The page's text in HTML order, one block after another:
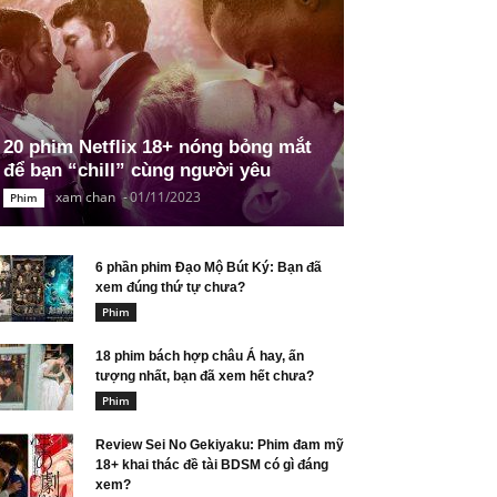
20 phim Netflix 18+ nóng bỏng mắt
để bạn “chill” cùng người yêu
Phim xam chan -01/11/2023
6 phần phim Đạo Mộ Bút Ký: Bạn đã
xem đúng thứ tự chưa?
Phim
18 phim bách hợp châu Á hay, ấn
tượng nhất, bạn đã xem hết chưa?
Phim
Review Sei No Gekiyaku: Phim đam mỹ
18+ khai thác đề tài BDSM có gì đáng
xem?